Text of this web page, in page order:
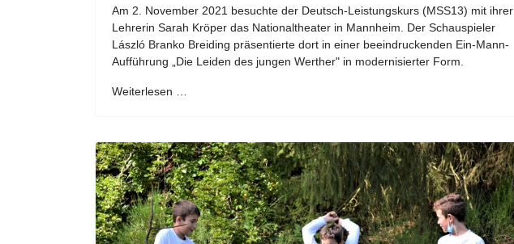
Am 2. November 2021 besuchte der Deutsch-Leistungskurs (MSS13) mit ihrer
Lehrerin Sarah Kröper das Nationaltheater in Mannheim. Der Schauspieler
László Branko Breiding präsentierte dort in einer beeindruckenden Ein-Mann-
Aufführung „Die Leiden des jungen Werther" in modernisierter Form.
Weiterlesen …